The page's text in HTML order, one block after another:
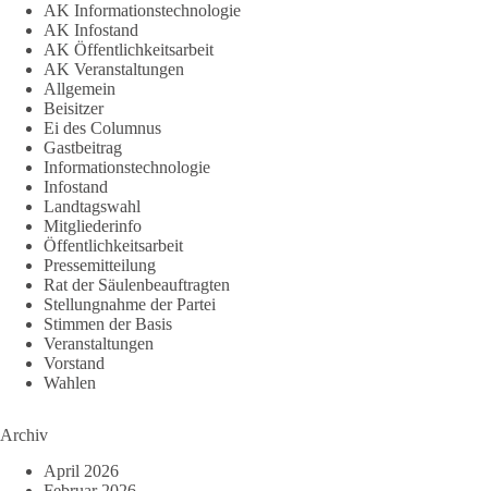
AK Informationstechnologie
AK Infostand
AK Öffentlichkeitsarbeit
AK Veranstaltungen
Allgemein
Beisitzer
Ei des Columnus
Gastbeitrag
Informationstechnologie
Infostand
Landtagswahl
Mitgliederinfo
Öffentlichkeitsarbeit
Pressemitteilung
Rat der Säulenbeauftragten
Stellungnahme der Partei
Stimmen der Basis
Veranstaltungen
Vorstand
Wahlen
Archiv
April 2026